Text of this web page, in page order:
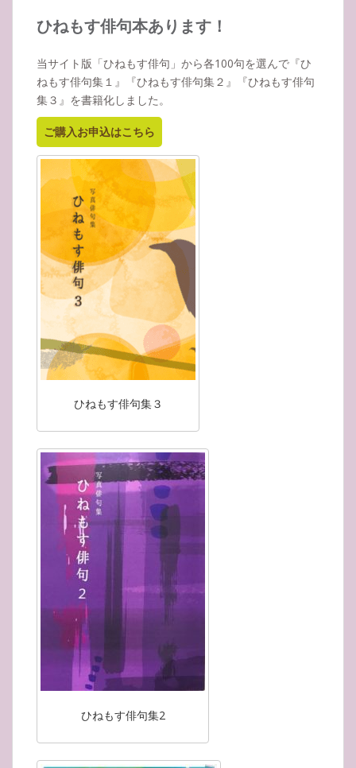
イ
ひねもす俳句本あります！
当サイト版「ひねもす俳句」から各100句を選んで『ひ
ねもす俳句集１』『ひねもす俳句集２』『ひねもす俳句
集３』を書籍化しました。
ご購入お申込はこちら
ひねもす俳句集３
ひねもす俳句集2